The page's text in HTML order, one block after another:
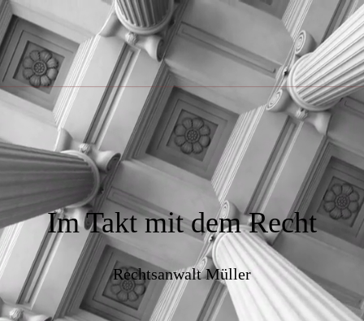
Im Takt mit dem Recht
Rechtsanwalt Müller